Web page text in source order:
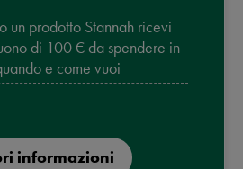
un prodotto Stannah ricevi
di 100 € da spendere in
e come vuoi
informazioni